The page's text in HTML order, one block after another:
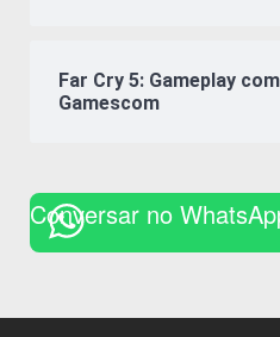
Far Cry 5: Gameplay
Gamescom
Conversar no